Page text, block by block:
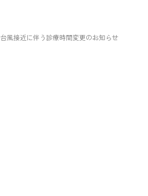
台風接近に伴う診療時間変更のお知らせ